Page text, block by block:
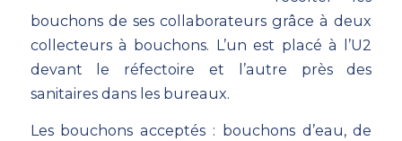
bouchons de ses collaborateurs grâce à deux
collecteurs à bouchons. L’un est placé à l’U2
devant le réfectoire et l’autre près des
sanitaires dans les bureaux.
Les bouchons acceptés : bouchons d’eau, de